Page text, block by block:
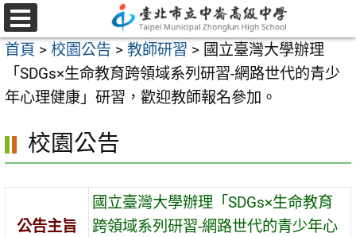
跳
至
主
內
區
選
單
首頁 > 校園公告 > 教師研習 > 國立臺灣大學辦理
「SDGs×生命教育跨領域系列研習-網路世代的青少
年心理健康」研習，歡迎教師報名參加。
校園公告
公告主旨
國立臺灣大學辦理「SDGs×生命教育
跨領域系列研習-網路世代的青少年心